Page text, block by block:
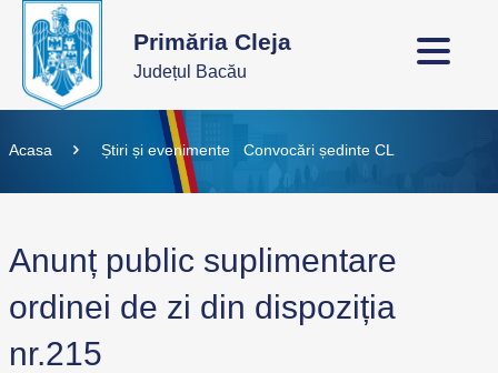
Primăria Cleja
Județul Bacău
Acasa Știri și evenimente Convocări ședinte CL
Anunț public suplimentare
ordinei de zi din dispoziția
nr.215